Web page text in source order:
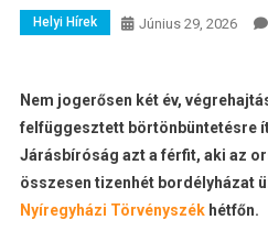
Helyi Hírek Június 29, 2026
Nem jogerősen két év,
felfüggesztett börtönbüntetésre
Járásbíróság azt a férfit, aki az
összesen tizenhét bordélyházat
Nyíregyházi Törvényszékhétfőn.